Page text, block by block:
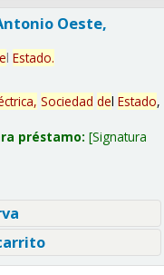
Oeste,
l Estado.
Sociedad del Estado,
préstamo: Signatura